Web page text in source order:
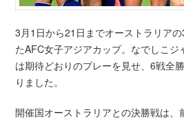
3月1日から21日までオーストラリア
たAFC女子アジアカップ。なでしこジ
は期待どおりのプレーを見せ、6戦全
りました。
開催国オーストラリアとの決勝戦は